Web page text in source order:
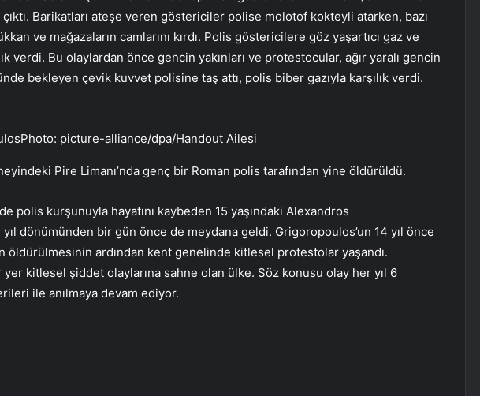
çıktı. Barikatları ateşe veren göstericiler polise molotof kokteyli atarken, bazı
ve mağazaların camlarını kırdı. Polis göstericilere göz yaşartıcı gaz ve
verdi. Bu olaylardan önce gencin yakınları ve protestocular, ağır yaralı gencin
bekleyen çevik kuvvet polisine taş attı, polis biber gazıyla karşılık verdi.
picture-alliance/dpa/Handout Ailesi
Pire Limanı’nda genç bir Roman polis tarafından yine öldürüldü.
polis kurşunuyla hayatını kaybeden 15 yaşındaki Alexandros
dönümünden bir gün önce de meydana geldi. Grigoropoulos’un 14 yıl önce
öldürülmesinin ardından kent genelinde kitlesel protestolar yaşandı.
kitlesel şiddet olaylarına sahne olan ülke. Söz konusu olay her yıl 6
ile anılmaya devam ediyor.